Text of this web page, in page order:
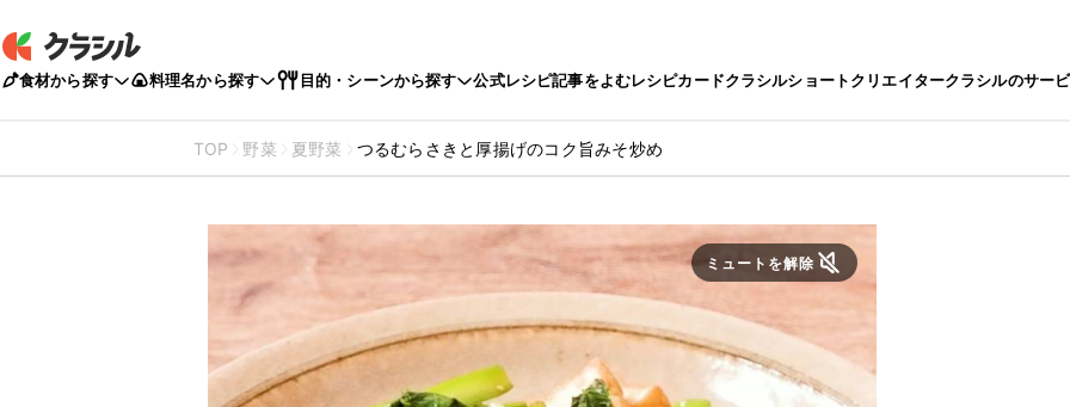
食材から探す 料理名から探す 目的・シーンから探す 公式レシピ記事をよむレシピカードクラシルショートクリエイタークラシルのサー
TOP 野菜 夏野菜 つるむらさきと厚揚げのコク旨みそ炒め
ミュートを解除